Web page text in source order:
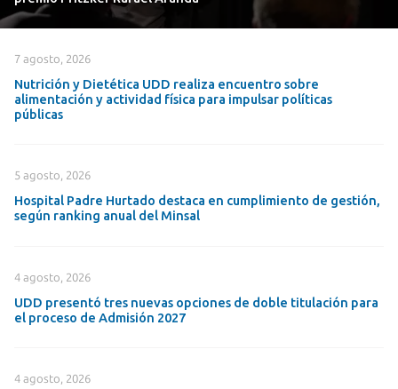
7 agosto, 2026
Nutrición y Dietética UDD realiza encuentro sobre
alimentación y actividad física para impulsar políticas
públicas
5 agosto, 2026
Hospital Padre Hurtado destaca en cumplimiento de gestión,
según ranking anual del Minsal
4 agosto, 2026
UDD presentó tres nuevas opciones de doble titulación para
el proceso de Admisión 2027
4 agosto, 2026